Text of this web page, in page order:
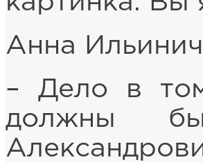
Анна
– Дело в
должны